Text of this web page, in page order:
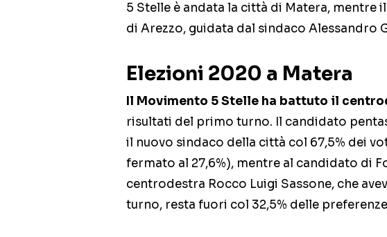
5 Stelle è andata la città di Matera, mentre
di Arezzo, guidata dal sindaco Alessandro
Elezioni 2020 a Matera
Il Movimento 5 Stelle ha battuto il
risultati del primo turno. Il candidato
il nuovo sindaco della città col 67,5% dei
fermato al 27,6%), mentre al candidato di
centrodestra Rocco Luigi Sassone, che
turno, resta fuori col 32,5% delle